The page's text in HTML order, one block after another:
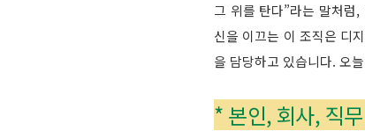
그 위를 탄다”라는 말처럼
신을 이끄는 이 조직은 디
을 담당하고 있습니다. 오
* 본인, 회사, 직